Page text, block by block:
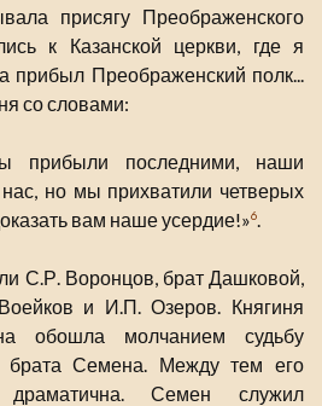
присягу Преображенского
к Казанской церкви, где я
прибыл Преображенский полк...
со словами:
прибыли последними, наши
но мы прихватили четверых
вам наше усердие!»6
С.Р. Воронцов, брат Дашковой,
и И.П. Озеров. Княгиня
обошла молчанием судьбу
брата Семена. Между тем его
драматична. Семен служил